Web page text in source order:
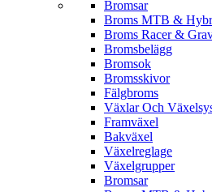
Bromsar
Broms MTB &
Broms Racer &
Bromsbelägg
Bromsok
Bromsskivor
Fälgbroms
Växlar Och
Framväxel
Bakväxel
Växelreglage
Växelgrupper
Bromsar